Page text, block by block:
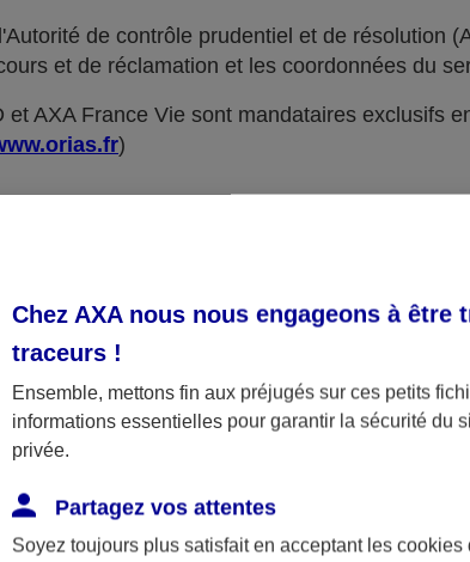
de contrôle prudentiel et de résolution
et de réclamation et les coordonnées du
et AXA France Vie sont mandataires exclusifs
)
Assurances,
429 430,40 €,
392 724
Couturier
14 627 854,68 €
Versailles
Chez AXA nous nous engageons à
traceurs !
Ensemble, mettons fin aux préjugés sur ces petits
informations essentielles pour garantir la sécurité du
privée.
Partagez vos attentes
Soyez toujours plus satisfait en acceptant les cookies